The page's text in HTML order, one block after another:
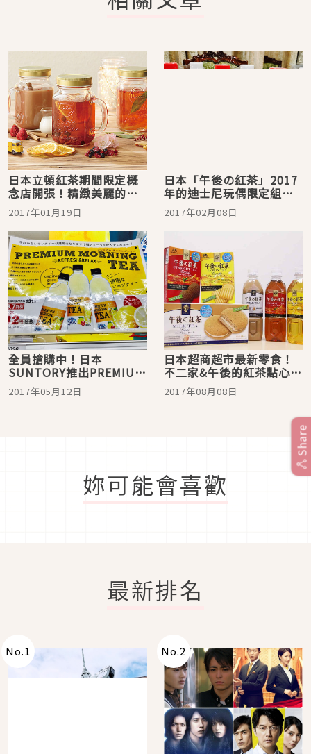
日本立頓紅茶期間限定概
念店開張！精緻美麗的玻
璃提罐等你挑！
2017年01月19日
日本「午後の紅茶」2017
年的迪士尼玩偶限定組合
居然是維尼小熊！
2017年02月08日
全員搶購中！日本
SUNTORY推出PREMIUM
優質早安檸檬紅茶！
2017年05月12日
日本超商超市最新零食！
不二家&午後的紅茶點心系
列&PABLO起司塔口味パ
イの実一次介紹給大家！
2017年08月08日
妳可能會喜歡
最新排名
No.1 No.2
Share